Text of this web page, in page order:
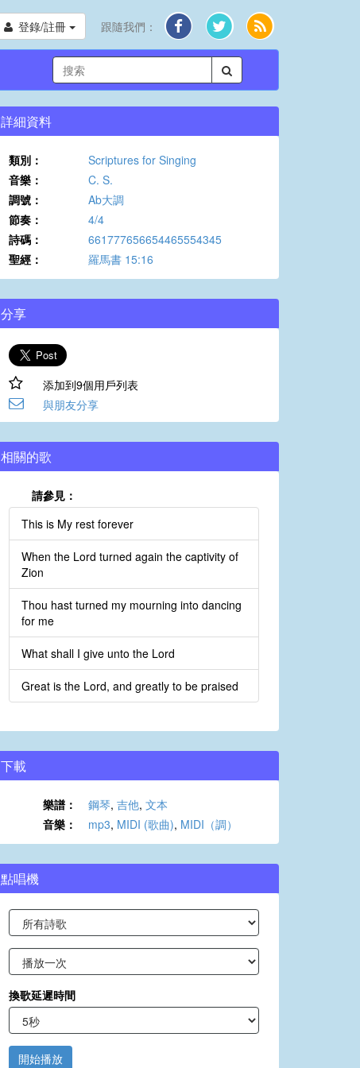
登錄/註冊 跟隨我們：
詳細資料
類別：
Scriptures for Singing
音樂：
C. S.
調號：
Ab大調
節奏：
4/4
詩碼：
661777656654465554345
聖經：
羅馬書 15:16
分享
添加到9個用戶列表
與朋友分享
相關的歌
請參見：
This is My rest forever
When the Lord turned again the captivity of
Zion
Thou hast turned my mourning into dancing
for me
What shall I give unto the Lord
Great is the Lord, and greatly to be praised
下載
樂譜： 鋼琴, 吉他, 文本
音樂：
mp3, MIDI (歌曲), MIDI（調）
點唱機
換歌延遲時間
開始播放